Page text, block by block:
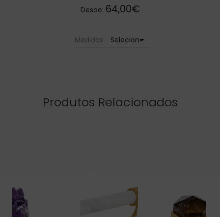
Desde: 64,00€
Medidas arrow_drop_down
Produtos Relacionados